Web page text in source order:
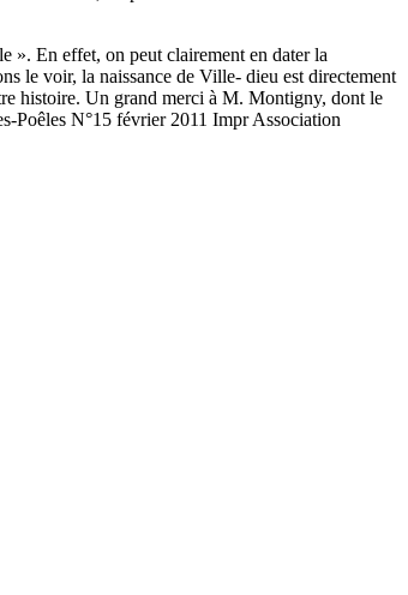
». En effet, on peut clairement en dater la
le voir, la naissance de Ville- dieu est directement
histoire. Un grand merci à M. Montigny, dont le
Poêles N°15 février 2011 Impr Association